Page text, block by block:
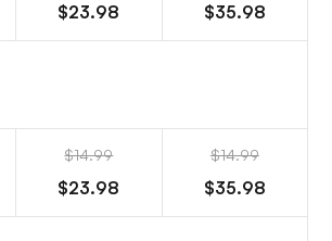
$23.98 $35.98
$14.99
$23.98
$14.99
$35.98